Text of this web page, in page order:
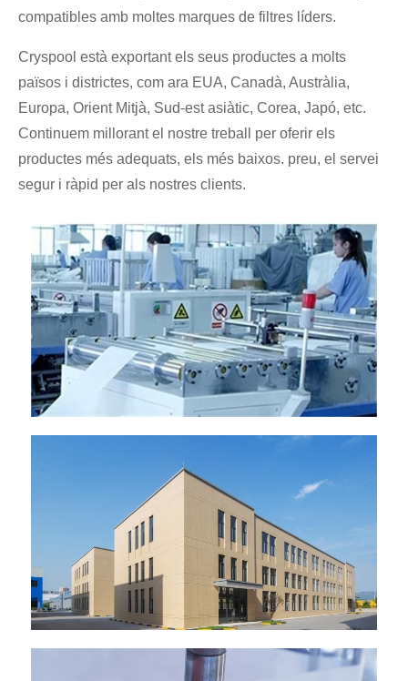
compatibles amb moltes marques de filtres líders.
Cryspool està exportant els seus productes a molts
països i districtes, com ara EUA, Canadà, Austràlia,
Europa, Orient Mitjà, Sud-est asiàtic, Corea, Japó, etc.
Continuem millorant el nostre treball per oferir els
productes més adequats, els més baixos. preu, el servei
segur i ràpid per als nostres clients.